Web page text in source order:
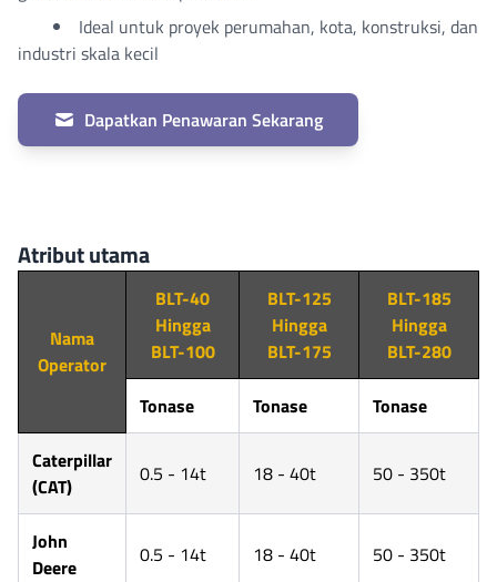
Ideal untuk proyek perumahan, kota, konstruksi, dan
industri skala kecil
Dapatkan Penawaran Sekarang
Atribut utama
Nama
Operator
BLT-40
Hingga
BLT-100
BLT-125
Hingga
BLT-175
BLT-185
Hingga
BLT-280
Tonase Tonase Tonase
Caterpillar
(CAT)
0.5 - 14t 18 - 40t 50 - 350t
John
Deere
0.5 - 14t 18 - 40t 50 - 350t